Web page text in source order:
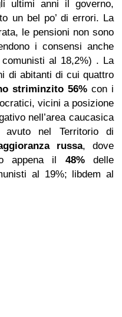
ultimi anni il governo,
un bel po’ di errori. La
le pensioni non sono
i consensi anche
al 18,2%) . La
di abitanti di cui quattro
striminzito 56% con i
vicini a posizione
nell’area caucasica
nel Territorio di
russa, dove
appena il 48%delle
al 19%; libdem al